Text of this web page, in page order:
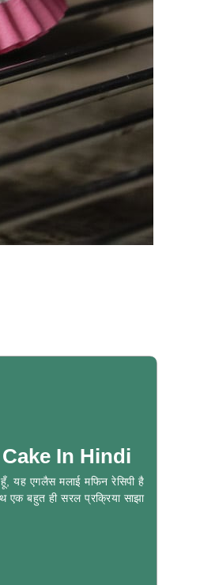
Cake In Hindi
यह एगलैस मलाई मफिन रेसिपी है
एक बहुत ही सरल प्रक्रिया साझा